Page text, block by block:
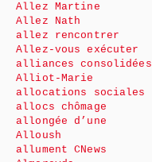
Allez Martine
Allez Nath
allez rencontrer
Allez-vous exécuter
alliances consolidées
Alliot-Marie
allocations sociales
allocs chômage
allongée d’une
Alloush
allument CNews